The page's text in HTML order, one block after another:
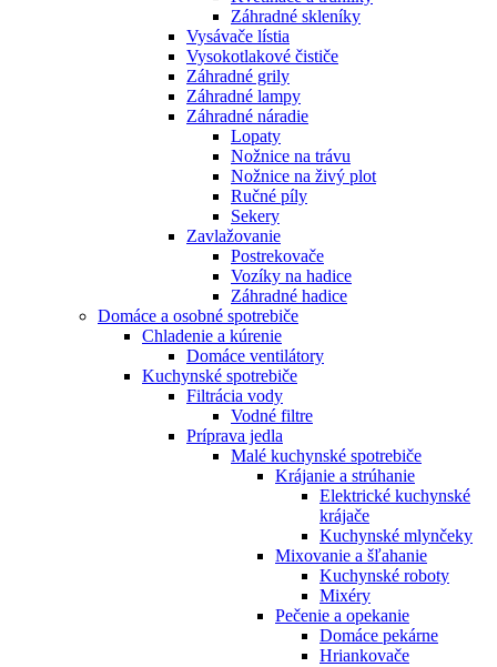
Záhradné skleníky
Vysávače lístia
Vysokotlakové čističe
Záhradné grily
Záhradné lampy
Záhradné náradie
Lopaty
Nožnice na trávu
Nožnice na živý plot
Ručné píly
Sekery
Zavlažovanie
Postrekovače
Vozíky na hadice
Záhradné hadice
Domáce a osobné spotrebiče
Chladenie a kúrenie
Domáce ventilátory
Kuchynské spotrebiče
Filtrácia vody
Vodné filtre
Príprava jedla
Malé kuchynské spotrebiče
Krájanie a strúhanie
Elektrické kuchynské
krájače
Kuchynské mlynčeky
Mixovanie a šľahanie
Kuchynské roboty
Mixéry
Pečenie a opekanie
Domáce pekárne
Hriankovače